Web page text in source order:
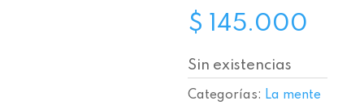
$ 145.000
Sin existencias
Categorías: La mente